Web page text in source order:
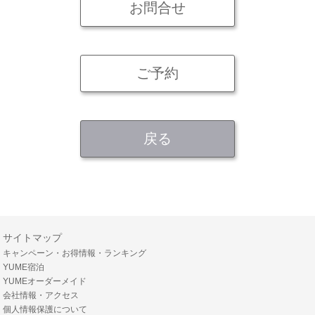
サイトマップ
キャンペーン・お得情報・ランキング
YUME宿泊
YUMEオーダーメイド
会社情報・アクセス
個人情報保護について